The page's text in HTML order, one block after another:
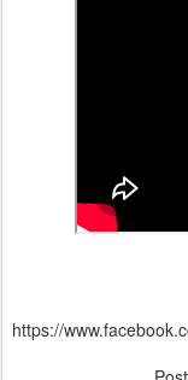
https://